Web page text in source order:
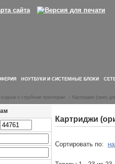
НОУТБУКИ И СИСТЕМНЫЕ БЛОКИ
к струйным принтерам – Картриджи (ориг)
Картриджи
Сортировать по: